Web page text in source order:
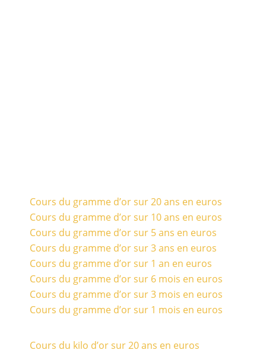
Cours du gramme d’or sur 20 ans en euros
Cours du gramme d’or sur 10 ans en euros
Cours du gramme d’or sur 5 ans en euros
Cours du gramme d’or sur 3 ans en euros
Cours du gramme d’or sur 1 an en euros
Cours du gramme d’or sur 6 mois en euros
Cours du gramme d’or sur 3 mois en euros
Cours du gramme d’or sur 1 mois en euros
Cours du kilo d’or sur 20 ans en euros